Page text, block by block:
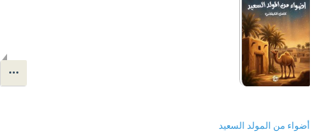
أضواء من المولد السعيد